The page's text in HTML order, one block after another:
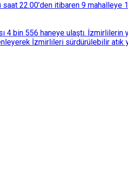
saat 22.00’den itibaren 9 mahalleye
4 bin 556 haneye ulaştı.
İzmirlileri sürdürülebilir